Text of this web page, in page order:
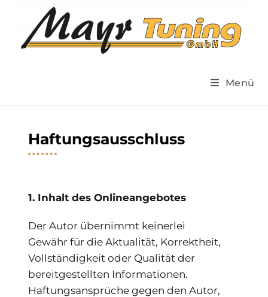
Menü
Haftungsausschluss
1. Inhalt des Onlineangebotes
Der Autor übernimmt keinerlei
Gewähr für die Aktualität, Korrektheit,
Vollständigkeit oder Qualität der
bereitgestellten Informationen.
Haftungsansprüche gegen den Autor,